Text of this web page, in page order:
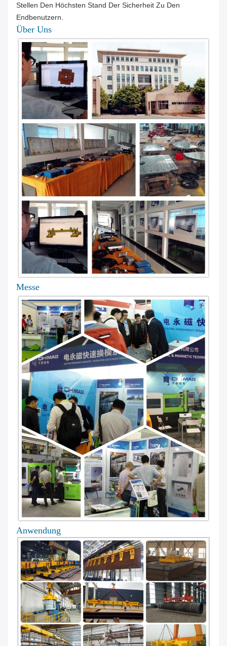
Stellen Den Höchsten Stand Der Sicherheit Zu Den
Endbenutzern.
Über Uns
Messe
Anwendung